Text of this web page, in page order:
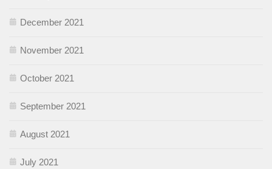
December 2021
November 2021
October 2021
September 2021
August 2021
July 2021